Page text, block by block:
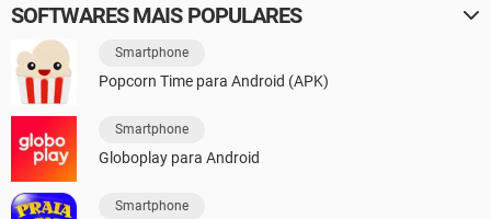
SOFTWARES MAIS POPULARES
Smartphone
Popcorn Time para Android (APK)
Smartphone
Globoplay para Android
Smartphone